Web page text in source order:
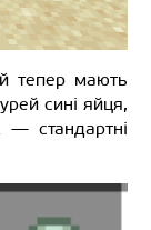
тепер мають
сині яйця,
стандартні